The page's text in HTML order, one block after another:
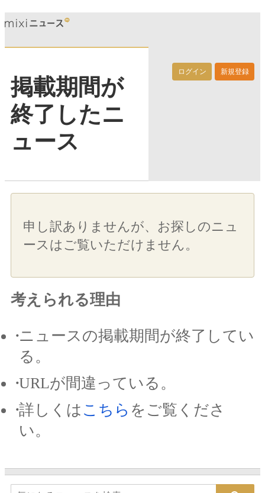
ログイン 新規登録
掲載期間が
終了したニ
ュース
申し訳ありませんが、お探しのニュ
ースはご覧いただけません。
考えられる理由
ニュースの掲載期間が終了してい
る。
URLが間違っている。
詳しくは こちら をご覧くださ
い。